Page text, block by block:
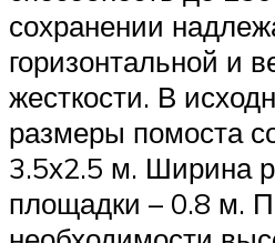
сохранении
горизонтальной и
жесткости. В
размеры помоста
3.5х2.5 м. Ширина
площадки – 0.8 м.